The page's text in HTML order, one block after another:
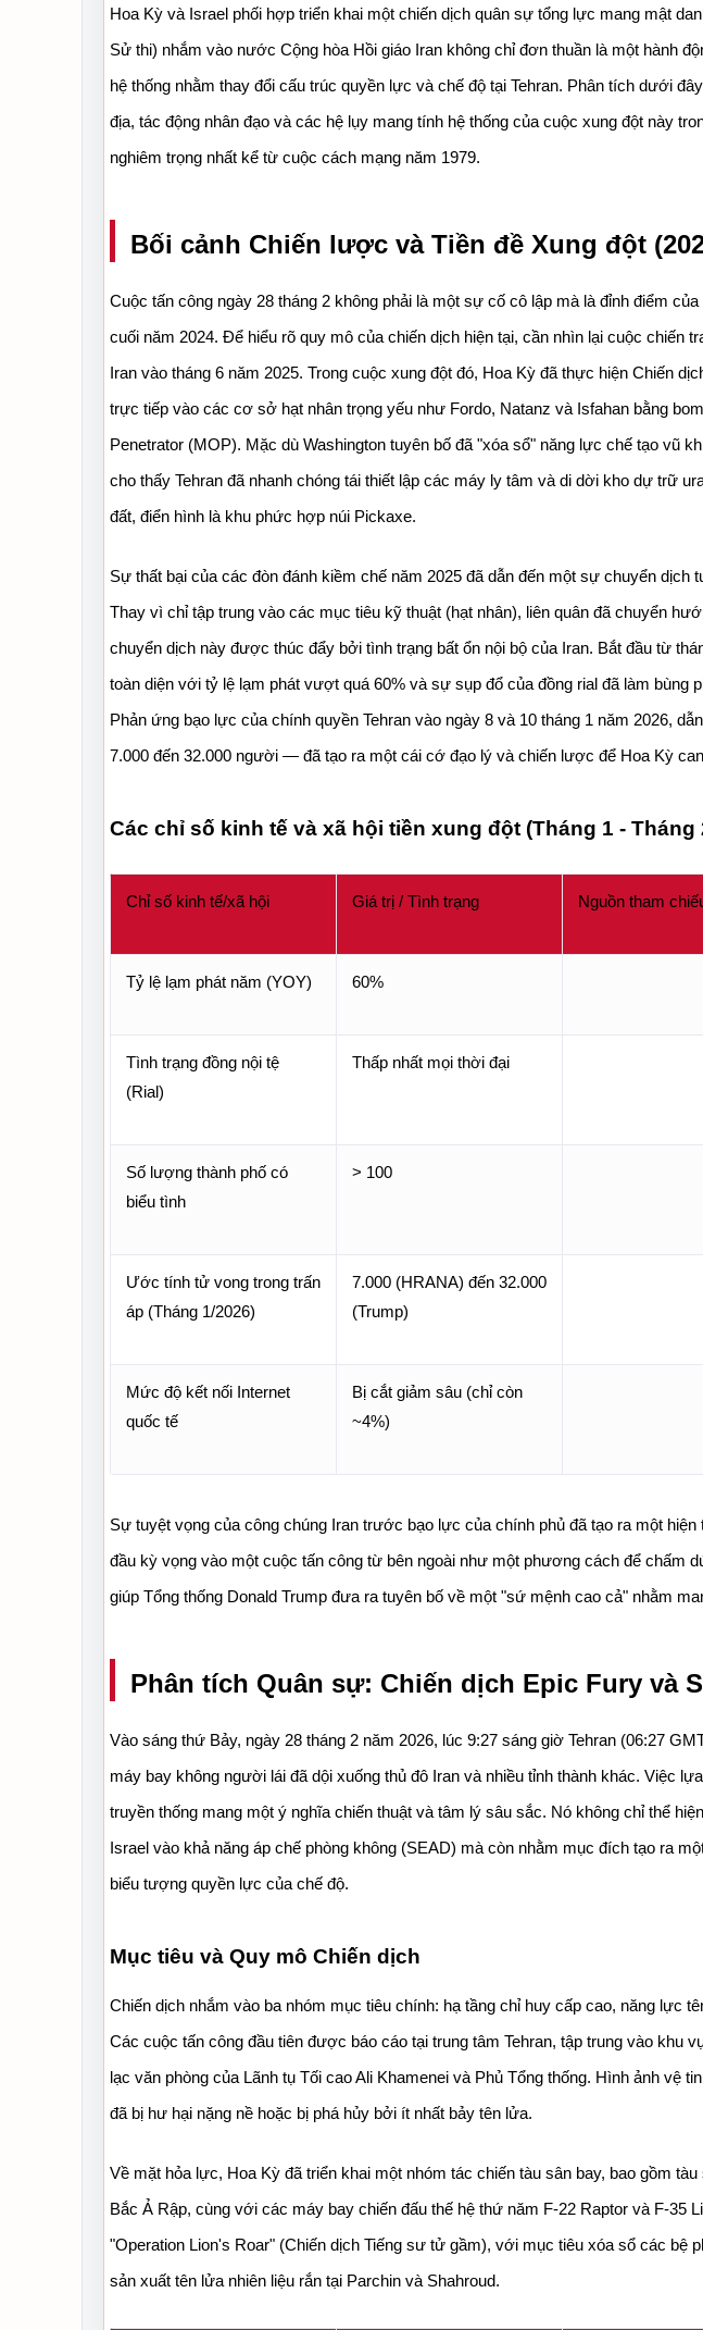
Hoa Kỳ và Israel phối hợp triển khai một chiến dịch quân sự tổng lực mang mật
Sử thi) nhắm vào nước Cộng hòa Hồi giáo Iran không chỉ đơn thuần là một hành
hệ thống nhằm thay đổi cấu trúc quyền lực và chế độ tại Tehran. Phân tích dưới
địa, tác động nhân đạo và các hệ lụy mang tính hệ thống của cuộc xung đột này
nghiêm trọng nhất kể từ cuộc cách mạng năm 1979.
Bối cảnh Chiến lược và Tiền đề Xung đột
Cuộc tấn công ngày 28 tháng 2 không phải là một sự cố cô lập mà là đỉnh điểm
cuối năm 2024. Để hiểu rõ quy mô của chiến dịch hiện tại, cần nhìn lại cuộc chiến
Iran vào tháng 6 năm 2025. Trong cuộc xung đột đó, Hoa Kỳ đã thực hiện Chiến
trực tiếp vào các cơ sở hạt nhân trọng yếu như Fordo, Natanz và Isfahan bằng
Penetrator (MOP). Mặc dù Washington tuyên bố đã "xóa sổ" năng lực chế tạo vũ
cho thấy Tehran đã nhanh chóng tái thiết lập các máy ly tâm và di dời kho dự trữ
đất, điển hình là khu phức hợp núi Pickaxe.
Sự thất bại của các đòn đánh kiềm chế năm 2025 đã dẫn đến một sự chuyển dịch
Thay vì chỉ tập trung vào các mục tiêu kỹ thuật (hạt nhân), liên quân đã chuyển
chuyển dịch này được thúc đẩy bởi tình trạng bất ổn nội bộ của Iran. Bắt đầu từ
toàn diện với tỷ lệ lạm phát vượt quá 60% và sự sụp đổ của đồng rial đã làm bùng
Phản ứng bạo lực của chính quyền Tehran vào ngày 8 và 10 tháng 1 năm 2026,
7.000 đến 32.000 người — đã tạo ra một cái cớ đạo lý và chiến lược để Hoa Kỳ
Các chỉ số kinh tế và xã hội tiền xung đột (Tháng 1 - Tháng
Chỉ số kinh tế/xã hội Giá trị / Tình trạng Nguồn tham
Tỷ lệ lạm phát năm (YOY) 60%
Tình trạng đồng nội tệ
(Rial)
Thấp nhất mọi thời đại
Số lượng thành phố có
biểu tình
> 100
Ước tính tử vong trong trấn
áp (Tháng 1/2026)
7.000 (HRANA) đến 32.000
(Trump)
Mức độ kết nối Internet
quốc tế
Bị cắt giảm sâu (chỉ còn
~4%)
Sự tuyệt vọng của công chúng Iran trước bạo lực của chính phủ đã tạo ra một
đầu kỳ vọng vào một cuộc tấn công từ bên ngoài như một phương cách để chấm
giúp Tổng thống Donald Trump đưa ra tuyên bố về một "sứ mệnh cao cả" nhằm
Phân tích Quân sự: Chiến dịch Epic Fury và
Vào sáng thứ Bảy, ngày 28 tháng 2 năm 2026, lúc 9:27 sáng giờ Tehran (06:27
máy bay không người lái đã dội xuống thủ đô Iran và nhiều tỉnh thành khác. Việc
truyền thống mang một ý nghĩa chiến thuật và tâm lý sâu sắc. Nó không chỉ thể
Israel vào khả năng áp chế phòng không (SEAD) mà còn nhằm mục đích tạo ra
biểu tượng quyền lực của chế độ.
Mục tiêu và Quy mô Chiến dịch
Chiến dịch nhắm vào ba nhóm mục tiêu chính: hạ tầng chỉ huy cấp cao, năng lực
Các cuộc tấn công đầu tiên được báo cáo tại trung tâm Tehran, tập trung vào khu
lạc văn phòng của Lãnh tụ Tối cao Ali Khamenei và Phủ Tổng thống. Hình ảnh vệ
đã bị hư hại nặng nề hoặc bị phá hủy bởi ít nhất bảy tên lửa.
Về mặt hỏa lực, Hoa Kỳ đã triển khai một nhóm tác chiến tàu sân bay, bao gồm
Bắc Ả Rập, cùng với các máy bay chiến đấu thế hệ thứ năm F-22 Raptor và F-35
"Operation Lion's Roar" (Chiến dịch Tiếng sư tử gầm), với mục tiêu xóa sổ các bệ
sản xuất tên lửa nhiên liệu rắn tại Parchin và Shahroud.